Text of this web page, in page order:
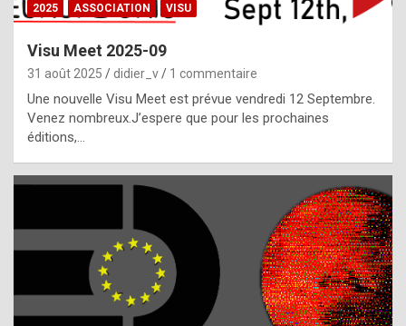
g
h
t
f
h
a
2025 ASSOCIATION VISU
Visu Meet 2025-09
31 août 2025 didier_v 1 commentaire
Une nouvelle Visu Meet est prévue vendredi 12 Septembre.
Venez nombreux.J’espere que pour les prochaines
éditions,…